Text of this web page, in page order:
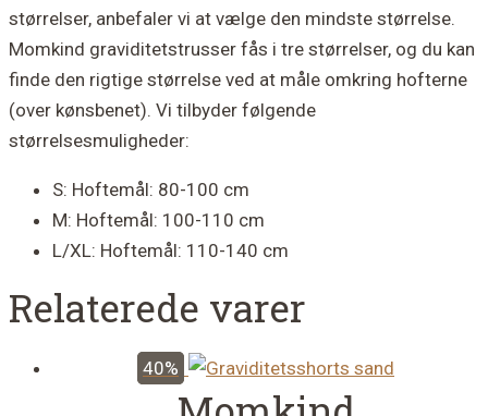
størrelser, anbefaler vi at vælge den mindste størrelse.
Momkind graviditetstrusser fås i tre størrelser, og du kan
finde den rigtige størrelse ved at måle omkring hofterne
(over kønsbenet). Vi tilbyder følgende
størrelsesmuligheder:
S: Hoftemål: 80-100 cm
M: Hoftemål: 100-110 cm
L/XL: Hoftemål: 110-140 cm
Relaterede varer
40%